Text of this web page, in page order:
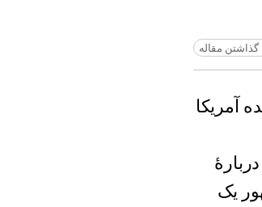
مقاله
آمریکا
یک